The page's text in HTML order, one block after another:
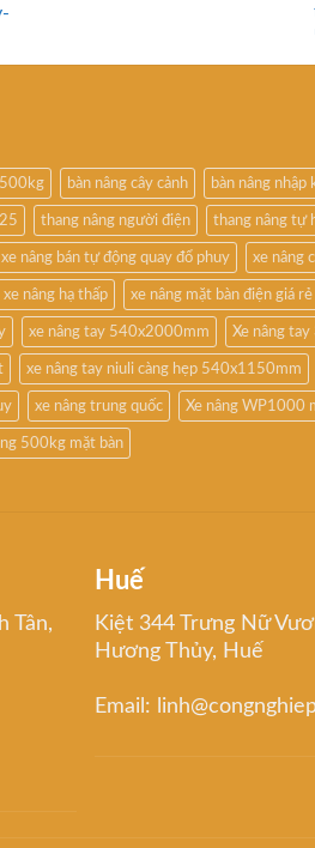
bàn nâng cây cảnh bàn nâng nhập
thang nâng người điện thang nâng tự
xe nâng bán tự động quay đổ phuy xe nâng
xe nâng hạ thấp xe nâng mặt bàn điện giá rẻ
xe nâng tay 540x2000mm Xe nâng
xe nâng tay niuli càng hẹp 540x1150mm
xe nâng trung quốc Xe nâng WP1000
500kg mặt bàn
Tân,
Huế
Kiệt 344 Trưng Nữ
Hương Thủy, Huế
Email: